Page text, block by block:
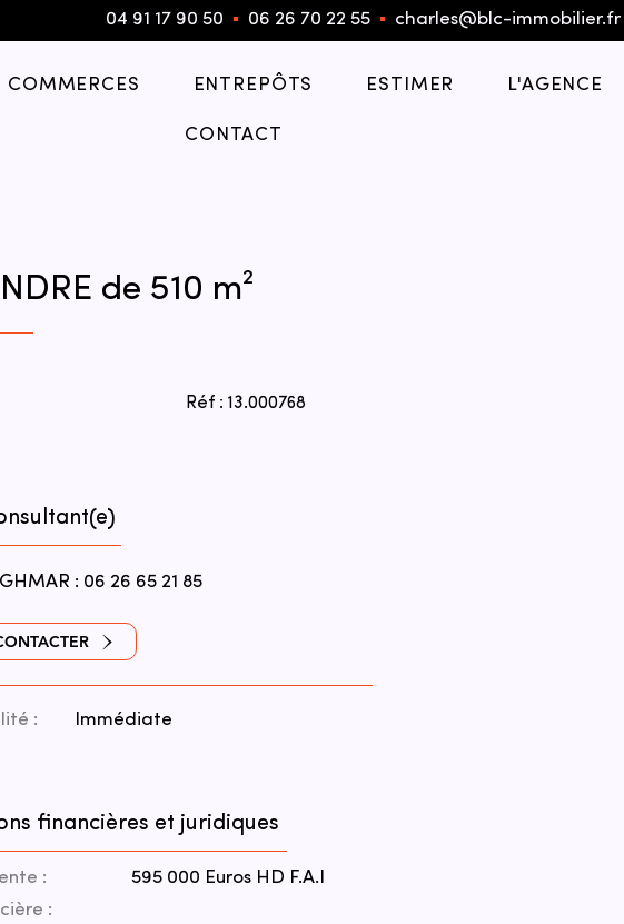
04 91 17 90 50 ▪︎ 06 26 70 22 55 ▪︎ charles@blc-immobilier.fr
COMMERCES ENTREPÔTS ESTIMER L'AGENCE
CONTACT
de 510 m²
Réf : 13.000768
: 06 26 65 21 85
: Immédiate
financières et juridiques
:
595 000 Euros HD F.A.I
: